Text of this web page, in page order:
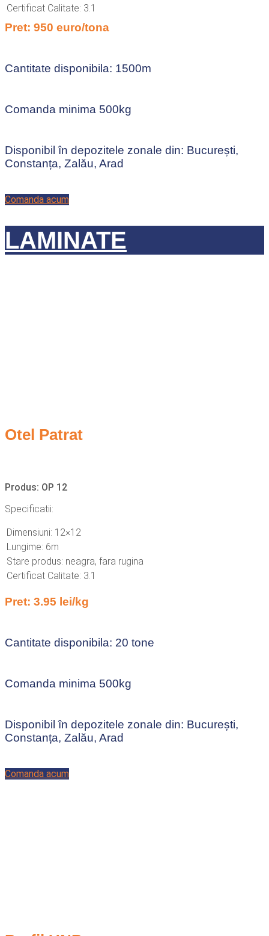
Certificat Calitate: 3.1
Pret: 950 euro/tona
Cantitate disponibila: 1500m
Comanda minima 500kg
Disponibil în depozitele zonale din: București,
Constanța, Zalău, Arad
Comanda acum
LAMINATE
Otel Patrat
Produs: OP 12
Specificatii:
Dimensiuni: 12×12
Lungime: 6m
Stare produs: neagra, fara rugina
Certificat Calitate: 3.1
Pret: 3.95 lei/kg
Cantitate disponibila: 20 tone
Comanda minima 500kg
Disponibil în depozitele zonale din: București,
Constanța, Zalău, Arad
Comanda acum